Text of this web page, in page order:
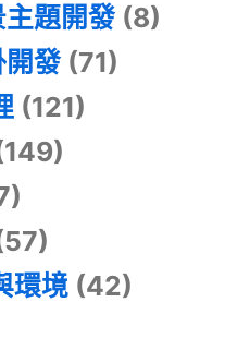
題開發(8)
發(71)
(121)
環境(42)